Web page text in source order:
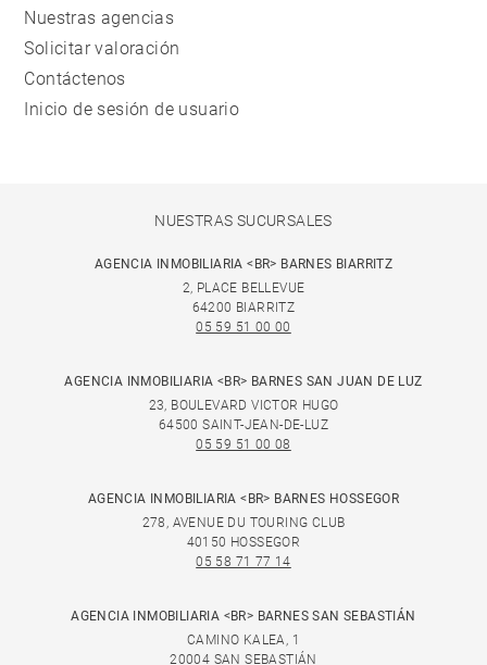
Nuestras agencias
Solicitar valoración
Contáctenos
Inicio de sesión de usuario
NUESTRAS SUCURSALES
AGENCIA INMOBILIARIA <BR> BARNES BIARRITZ
2, PLACE BELLEVUE
64200 BIARRITZ
05 59 51 00 00
AGENCIA INMOBILIARIA <BR> BARNES SAN JUAN DE LUZ
23, BOULEVARD VICTOR HUGO
64500 SAINT-JEAN-DE-LUZ
05 59 51 00 08
AGENCIA INMOBILIARIA <BR> BARNES HOSSEGOR
278, AVENUE DU TOURING CLUB
40150 HOSSEGOR
05 58 71 77 14
AGENCIA INMOBILIARIA <BR> BARNES SAN SEBASTIÁN
CAMINO KALEA, 1
20004 SAN SEBASTIÁN